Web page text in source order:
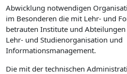
Abwicklung notwendigen
im Besonderen die mit Lehr- und
betrauten Institute und
Lehr- und Studienorganisation und
Informationsmanagement.
Die mit der technischen